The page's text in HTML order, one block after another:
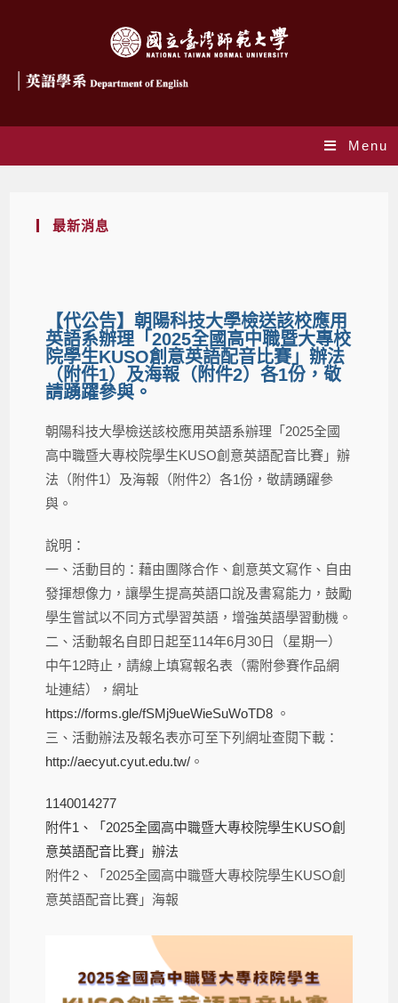
Menu
最新消息
【代公告】朝陽科技大學檢送該校應用
英語系辦理「2025全國高中職暨大專校
院學生KUSO創意英語配音比賽」辦法
（附件1）及海報（附件2）各1份，敬
請踴躍參與。
朝陽科技大學檢送該校應用英語系辦理「2025全國
高中職暨大專校院學生KUSO創意英語配音比賽」辦
法（附件1）及海報（附件2）各1份，敬請踴躍參
與。
說明：​
一、活動目的：藉由團隊合作、創意英文寫作、自由
發揮想像力，讓學生提高英語口說及書寫能力，鼓勵
學生嘗試以不同方式學習英語，增強英語學習動機。
二、活動報名自即日起至114年6月30日（星期一）
中午12時止，請線上填寫報名表（需附參賽作品網
址連結），網址
https://forms.gle/fSMj9ueWieSuWoTD8 。
三、活動辦法及報名表亦可至下列網址查閱下載：
http://aecyut.cyut.edu.tw/ 。
1140014277
附件1、「2025全國高中職暨大專校院學生KUSO創
意英語配音比賽」辦法
附件2、「2025全國高中職暨大專校院學生KUSO創
意英語配音比賽」海報